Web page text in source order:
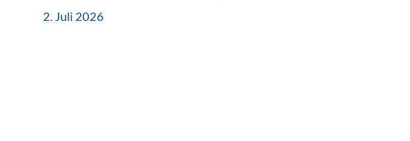
2. Juli 2026